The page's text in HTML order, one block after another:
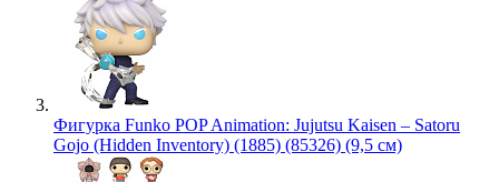
Фигурка Funko POP Animation: Jujutsu Kaisen – Satoru
Gojo (Hidden Inventory) (1885) (85326) (9,5 см)